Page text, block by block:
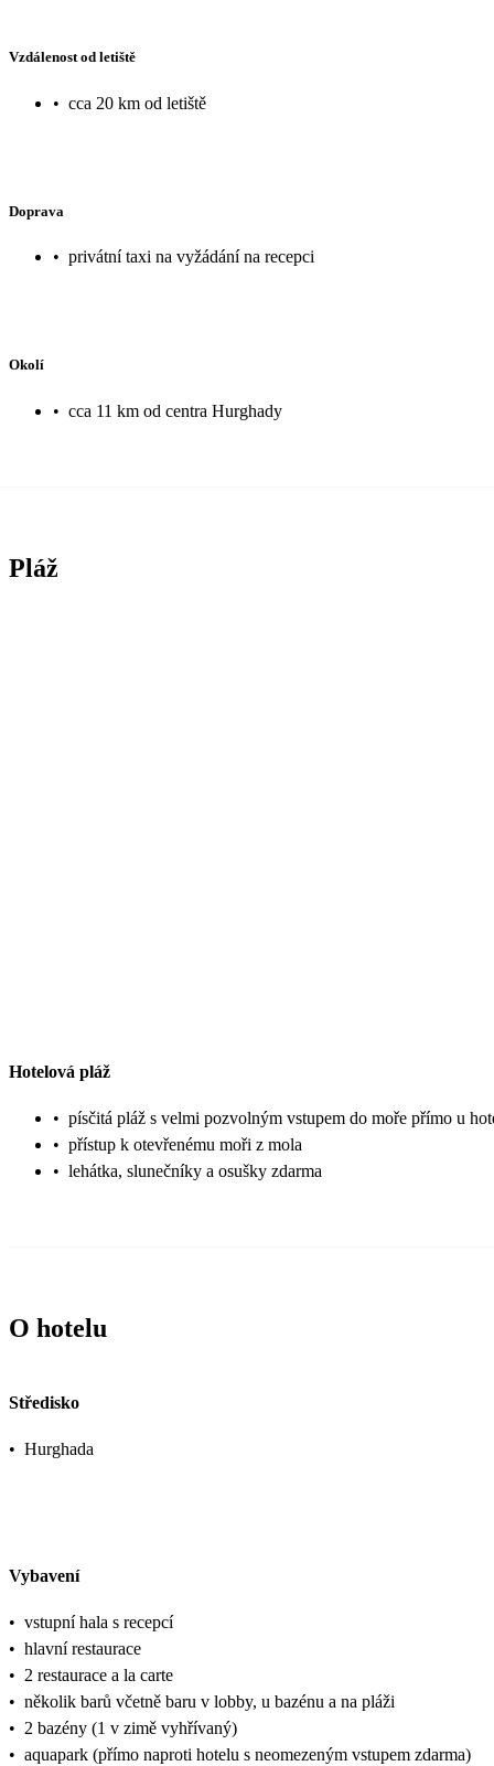
Vzdálenost od letiště
• cca 20 km od letiště
Doprava
• privátní taxi na vyžádání na recepci
Okolí
• cca 11 km od centra Hurghady
Pláž
Hotelová pláž
• písčitá pláž s velmi pozvolným vstupem do moře přímo u
• přístup k otevřenému moři z mola
• lehátka, slunečníky a osušky zdarma
O hotelu
Středisko
• Hurghada
Vybavení
• vstupní hala s recepcí
• hlavní restaurace
• 2 restaurace a la carte
• několik barů včetně baru v lobby, u bazénu a na pláži
• 2 bazény (1 v zimě vyhřívaný)
• aquapark (přímo naproti hotelu s neomezeným vstupem zdarma)